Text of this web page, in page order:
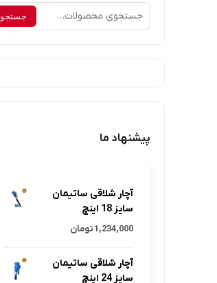
جستجو
جستجو
پیشنهاد ما
آچار شلاقی ساتیمان
سایز 18 اینچ
1,234,000تومان
آچار شلاقی ساتیمان
سایز 24 اینچ